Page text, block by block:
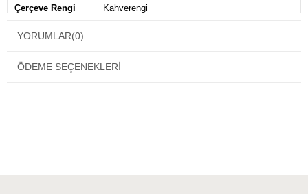
Çerçeve Rengi Kahverengi
Çerçeve Tipi
YORUMLAR(0)
ÖDEME SEÇENEKLERI